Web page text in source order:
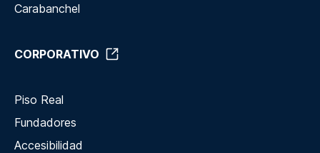
Carabanchel
CORPORATIVO
Piso Real
Fundadores
Accesibilidad